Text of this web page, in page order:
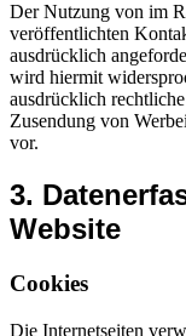
Der Nutzung von im
veröffentlichten
ausdrücklich
wird hiermit
ausdrücklich
Zusendung von
vor.
3.
Website
Cookies
Die Internetseiten